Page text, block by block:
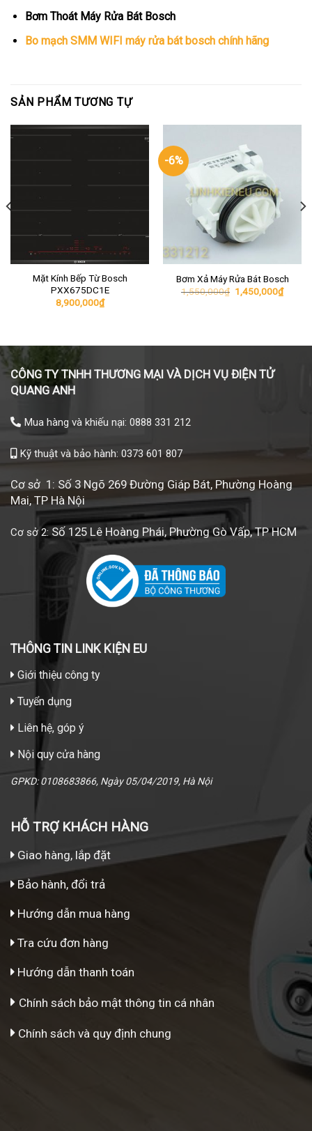
Bơm Thoát Máy Rửa Bát Bosch
Bo mạch SMM WIFI máy rửa bát bosch chính hãng
SẢN PHẨM TƯƠNG TỰ
Mặt Kính Bếp Từ Bosch
PXX675DC1E
8,900,000₫
-6%
Bơm Xả Máy Rửa Bát Bosch
1,550,000₫ Giá
gốc
1,450,000₫Giá
hiện
CÔNG TY TNHH THƯƠNG MẠI VÀ DỊCH VỤ ĐIỆN TỬ
QUANG ANH
Mua hàng và khiếu nại: 0888 331 212
Kỹ thuật và bảo hành: 0373 601 807
Cơ sở 1: Số 3 Ngõ 269 Đường Giáp Bát, Phường Hoàng
Mai, TP Hà Nội
Cơ sở 2: Số 125 Lê Hoàng Phái, Phường Gò Vấp, TP HCM
THÔNG TIN LINK KIỆN EU
Giới thiệu công ty
Tuyển dụng
Liên hệ, góp ý
Nội quy cửa hàng
GPKD: 0108683866, Ngày 05/04/2019, Hà Nội
HỖ TRỢ KHÁCH HÀNG
Giao hàng, lắp đặt
Bảo hành, đổi trả
Hướng dẫn mua hàng
Tra cứu đơn hàng
Hướng dẫn thanh toán
Chính sách bảo mật thông tin cá nhân
Chính sách và quy định chung